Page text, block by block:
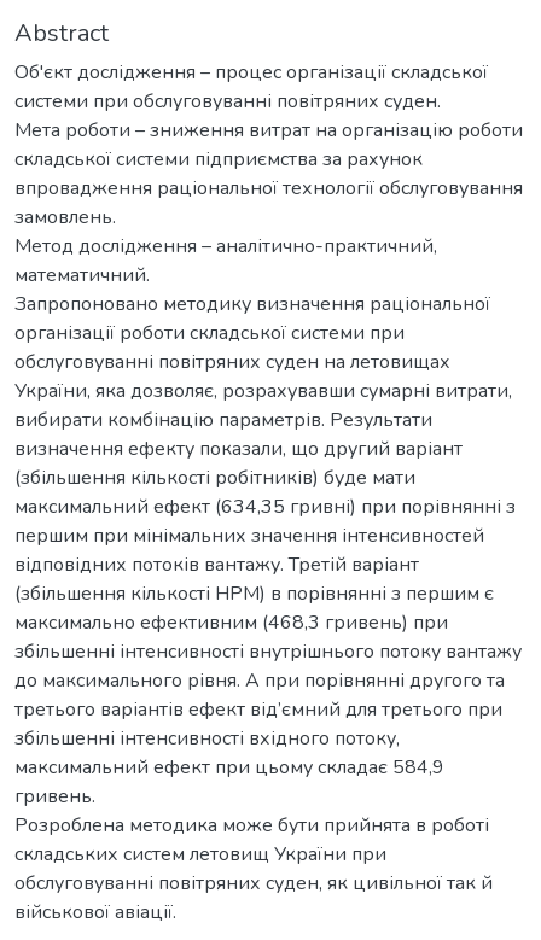
Abstract
Об'єкт дослідження – процес організації складської
системи при обслуговуванні повітряних суден.
Мета роботи – зниження витрат на організацію роботи
складської системи підприємства за рахунок
впровадження раціональної технології обслуговування
замовлень.
Метод дослідження – аналітично-практичний,
математичний.
Запропоновано методику визначення раціональної
організації роботи складської системи при
обслуговуванні повітряних суден на летовищах
України, яка дозволяє, розрахувавши сумарні витрати,
вибирати комбінацію параметрів. Результати
визначення ефекту показали, що другий варіант
(збільшення кількості робітників) буде мати
максимальний ефект (634,35 гривні) при порівнянні з
першим при мінімальних значення інтенсивностей
відповідних потоків вантажу. Третій варіант
(збільшення кількості НРМ) в порівнянні з першим є
максимально ефективним (468,3 гривень) при
збільшенні інтенсивності внутрішнього потоку вантажу
до максимального рівня. А при порівнянні другого та
третього варіантів ефект від’ємний для третього при
збільшенні інтенсивності вхідного потоку,
максимальний ефект при цьому складає 584,9
гривень.
Розроблена методика може бути прийнята в роботі
складських систем летовищ України при
обслуговуванні повітряних суден, як цивільної так й
військової авіації.